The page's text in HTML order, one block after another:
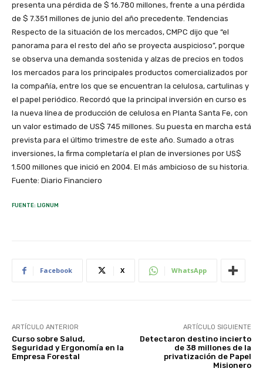
presenta una pérdida de $ 16.780 millones, frente a una pérdida
de $ 7.351 millones de junio del año precedente. Tendencias
Respecto de la situación de los mercados, CMPC dijo que “el
panorama para el resto del año se proyecta auspicioso”, porque
se observa una demanda sostenida y alzas de precios en todos
los mercados para los principales productos comercializados por
la compañía, entre los que se encuentran la celulosa, cartulinas y
el papel periódico. Recordó que la principal inversión en curso es
la nueva línea de producción de celulosa en Planta Santa Fe, con
un valor estimado de US$ 745 millones. Su puesta en marcha está
prevista para el último trimestre de este año. Sumado a otras
inversiones, la firma completaría el plan de inversiones por US$
1.500 millones que inició en 2004. El más ambicioso de su historia.
Fuente: Diario Financiero
FUENTE: LIGNUM
Facebook X WhatsApp
ARTÍCULO ANTERIOR
Curso sobre Salud,
Seguridad y Ergonomía en la
Empresa Forestal
ARTÍCULO SIGUIENTE
Detectaron destino incierto
de 38 millones de la
privatización de Papel
Misionero